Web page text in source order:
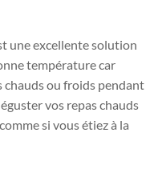
une excellente solution
température car
chauds ou froids pendant
vos repas chauds
si vous étiez à la